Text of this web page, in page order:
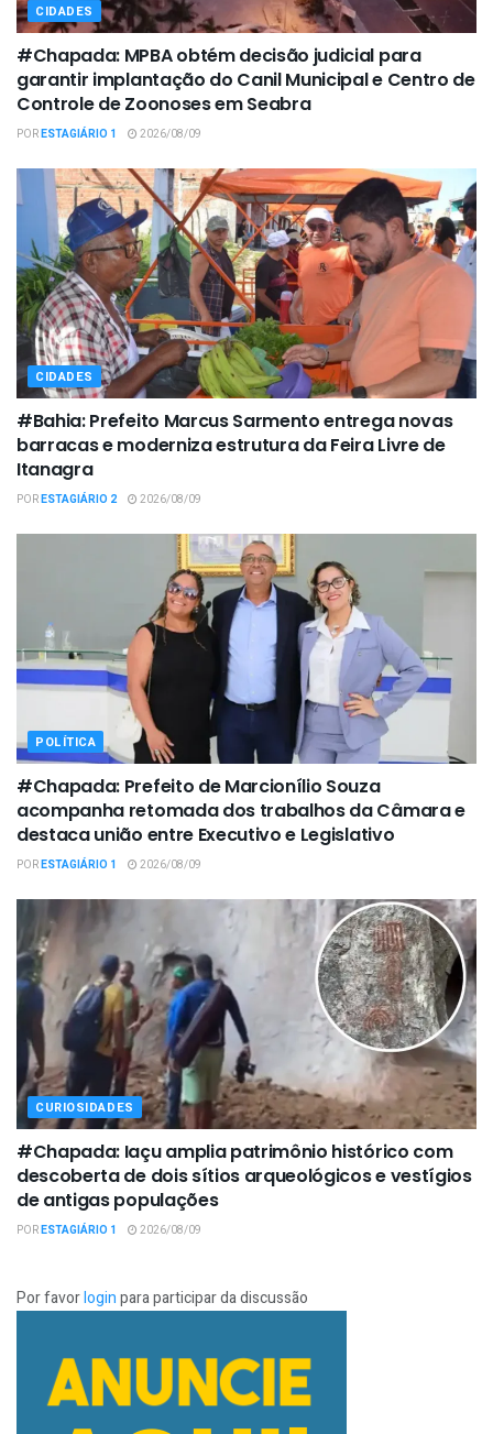
CIDADES
#Chapada: MPBA obtém decisão judicial para
garantir implantação do Canil Municipal e Centro de
Controle de Zoonoses em Seabra
PORESTAGIÁRIO 1 2026/08/09
CIDADES
#Bahia: Prefeito Marcus Sarmento entrega novas
barracas e moderniza estrutura da Feira Livre de
Itanagra
PORESTAGIÁRIO 2 2026/08/09
POLÍTICA
#Chapada: Prefeito de Marcionílio Souza
acompanha retomada dos trabalhos da Câmara e
destaca união entre Executivo e Legislativo
PORESTAGIÁRIO 1 2026/08/09
CURIOSIDADES
#Chapada: Iaçu amplia patrimônio histórico com
descoberta de dois sítios arqueológicos e vestígios
de antigas populações
PORESTAGIÁRIO 1 2026/08/09
Por favorloginpara participar da discussão